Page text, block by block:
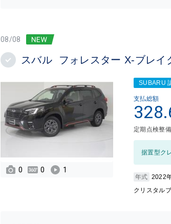
08/08
スバル フォレスター X-ブレイ
0 0 1
SUBARU
支払総額
定期点検整
据置型ク
年式 2022
クリスタル